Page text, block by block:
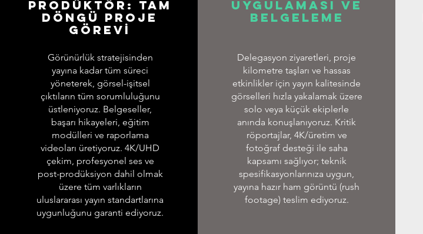
Prodüktör: Tam
Döngü Proje
Görevİ
Görünürlük stratejisinden
yayına kadar tüm süreci
yöneterek, görsel-işitsel
çıktıların tüm sorumluluğunu
üstleniyoruz. Belgeseller,
başarı hikayeleri, eğitim
modülleri ve raporlama
videoları üretiyoruz. 4K/UHD
çekim, profesyonel ses ve
post-prodüksiyon dahil olmak
üzere tüm varlıkların
uluslararası yayın standartlarına
uygunluğunu garanti ediyoruz.
Uygulaması ve
Belgeleme
Delegasyon ziyaretleri, proje
kilometre taşları ve hassas
etkinlikler için yayın kalitesinde
görselleri hızla yakalamak üzere
solo veya küçük ekiplerle
anında konuşlanıyoruz. Kritik
röportajlar, 4K/üretim ve
fotoğraf desteği ile saha
kapsamı sağlıyor; teknik
spesifikasyonlarınıza uygun,
yayına hazır ham görüntü (rush
footage) teslim ediyoruz.